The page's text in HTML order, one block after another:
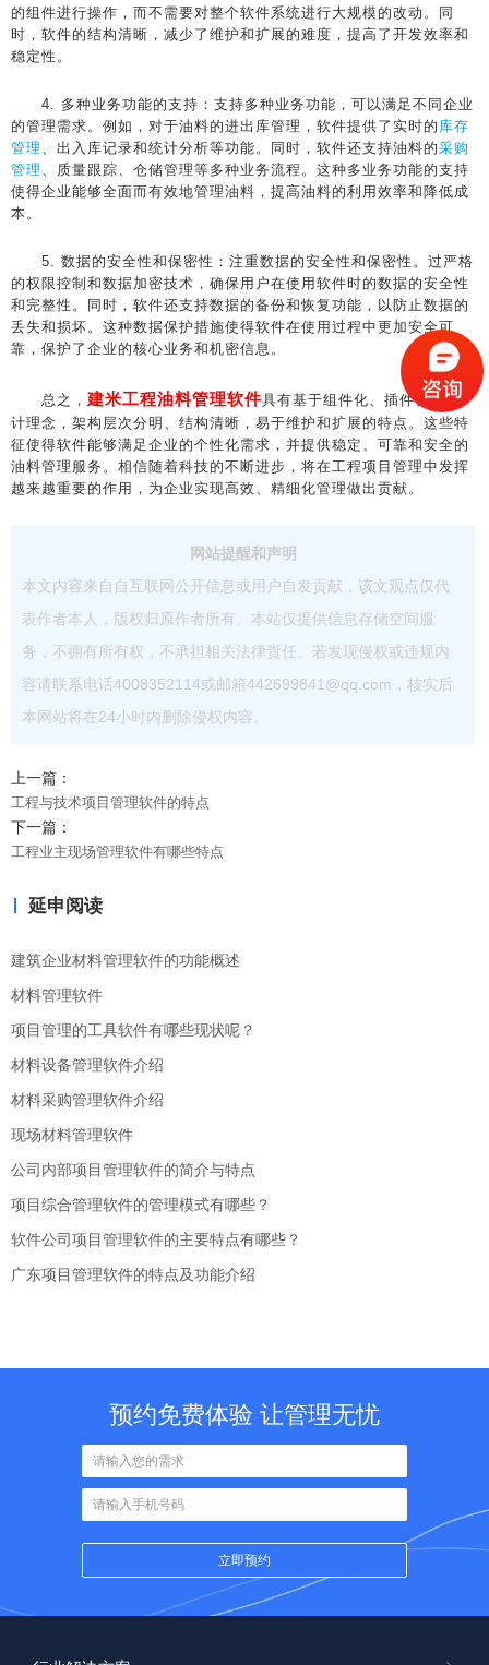
的组件进行操作，而不需要对整个软件系统进行大规模的改动。同
时，软件的结构清晰，减少了维护和扩展的难度，提高了开发效率和
稳定性。
4. 多种业务功能的支持：支持多种业务功能，可以满足不同企业
的管理需求。例如，对于油料的进出库管理，软件提供了实时的 库存
管理
、出入库记录和统计分析等功能。同时，软件还支持油料的采购
管理
、质量跟踪、仓储管理等多种业务流程。这种多业务功能的支持
使得企业能够全面而有效地管理油料，提高油料的利用效率和降低成
本。
5. 数据的安全性和保密性：注重数据的安全性和保密性。过严格
的权限控制和数据加密技术，确保用户在使用软件时的数据的安全性
和完整性。同时，软件还支持数据的备份和恢复功能，以防止数据的
丢失和损坏。这种数据保护措施使得软件在使用过程中更加安全可
靠，保护了企业的核心业务和机密信息。
总之， 建米工程油料管理软件具有基于组件化、插件化的设
计理念，架构层次分明、结构清晰，易于维护和扩展的特点。这些特
征使得软件能够满足企业的个性化需求，并提供稳定、可靠和安全的
油料管理服务。相信随着科技的不断进步，将在工程项目管理中发挥
越来越重要的作用，为企业实现高效、精细化管理做出贡献。
网站提醒和声明
本文内容来自自互联网公开信息或用户自发贡献，该文观点仅代
表作者本人，版权归原作者所有。本站仅提供信息存储空间服
务，不拥有所有权，不承担相关法律责任。若发现侵权或违规内
容请联系电话4008352114或邮箱442699841@qq.com，核实后
本网站将在24小时内删除侵权内容。
上一篇：
工程与技术项目管理软件的特点
下一篇：
工程业主现场管理软件有哪些特点
延申阅读
建筑企业材料管理软件的功能概述
材料管理软件
项目管理的工具软件有哪些现状呢？
材料设备管理软件介绍
材料采购管理软件介绍
现场材料管理软件
公司内部项目管理软件的简介与特点
项目综合管理软件的管理模式有哪些？
软件公司项目管理软件的主要特点有哪些？
广东项目管理软件的特点及功能介绍
预约免费体验 让管理无忧